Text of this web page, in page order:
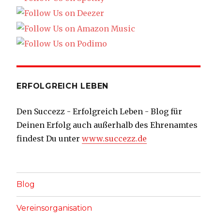
ERFOLGREICH LEBEN
Den Succezz - Erfolgreich Leben - Blog für
Deinen Erfolg auch außerhalb des Ehrenamtes
findest Du unterwww.succezz.de
Blog
Vereinsorganisation